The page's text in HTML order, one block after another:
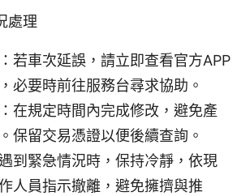
處理
若車次延誤，請立即查看官方APP
必要時前往服務台尋求協助。
在規定時間內完成修改，避免產
保留交易憑證以便後續查詢。
到緊急情況時，保持冷靜，依現
人員指示撤離，避免擁擠與推